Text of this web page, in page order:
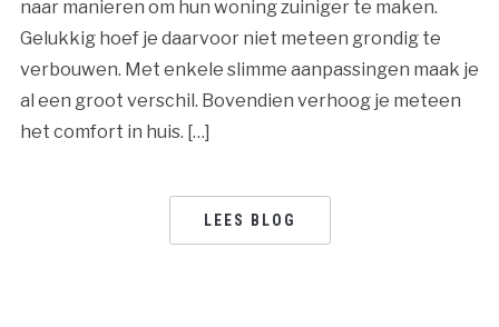
naar manieren om hun woning zuiniger te maken.
Gelukkig hoef je daarvoor niet meteen grondig te
verbouwen. Met enkele slimme aanpassingen maak je
al een groot verschil. Bovendien verhoog je meteen
het comfort in huis. […]
LEES BLOG